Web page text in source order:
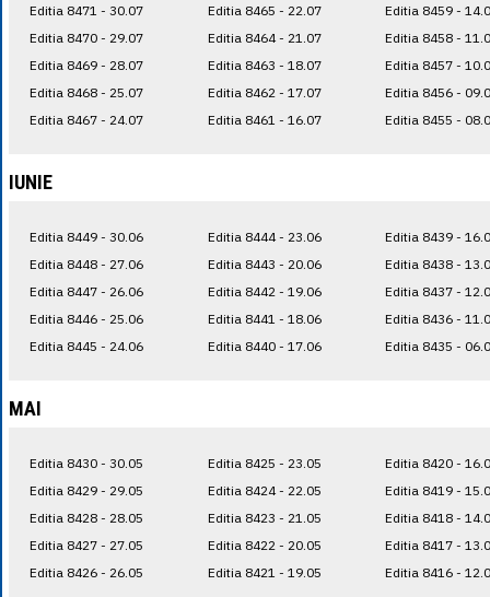
Editia 8471 - 30.07
Editia 8470 - 29.07
Editia 8469 - 28.07
Editia 8468 - 25.07
Editia 8467 - 24.07
Editia 8465 - 22.07
Editia 8464 - 21.07
Editia 8463 - 18.07
Editia 8462 - 17.07
Editia 8461 - 16.07
Editia 8459 -
Editia 8458 -
Editia 8457 -
Editia 8456 -
Editia 8455 -
IUNIE
Editia 8449 - 30.06
Editia 8448 - 27.06
Editia 8447 - 26.06
Editia 8446 - 25.06
Editia 8445 - 24.06
Editia 8444 - 23.06
Editia 8443 - 20.06
Editia 8442 - 19.06
Editia 8441 - 18.06
Editia 8440 - 17.06
Editia 8439 -
Editia 8438 -
Editia 8437 -
Editia 8436 -
Editia 8435 -
MAI
Editia 8430 - 30.05
Editia 8429 - 29.05
Editia 8428 - 28.05
Editia 8427 - 27.05
Editia 8426 - 26.05
Editia 8425 - 23.05
Editia 8424 - 22.05
Editia 8423 - 21.05
Editia 8422 - 20.05
Editia 8421 - 19.05
Editia 8420 -
Editia 8419 -
Editia 8418 -
Editia 8417 -
Editia 8416 -